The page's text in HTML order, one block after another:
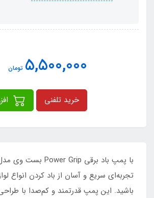
5,500,000 تومان
خرید تلفنی
تجربه‌ای سریع و آسان از باد کردن انواع
باشید. این پمپ قدرتمند و کم‌صدا با